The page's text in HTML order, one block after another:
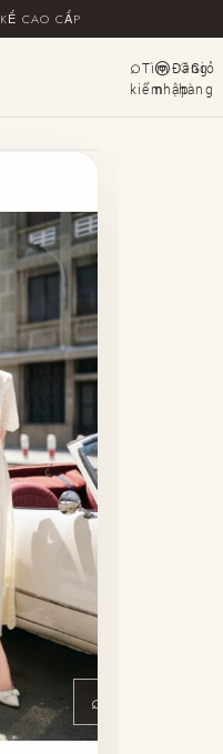
CAO CẤP
Tìm
kiếm
Đăng
nhập
Giỏ
hàng
⌕